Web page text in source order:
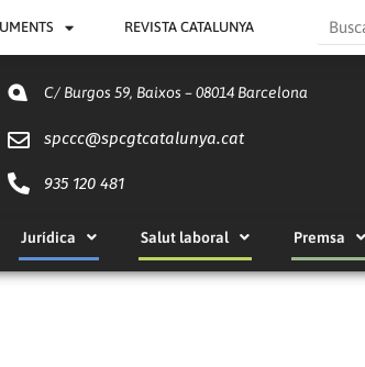
REVISTA CATALUNYA Search
C/ Burgos 59, Baixos – 08014 Barcelona
spccc@spcgtcatalunya.cat
935 120 481
Jurídica Salut laboral Premsa